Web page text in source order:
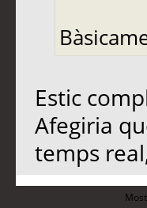
Estic
Afegiria
temps